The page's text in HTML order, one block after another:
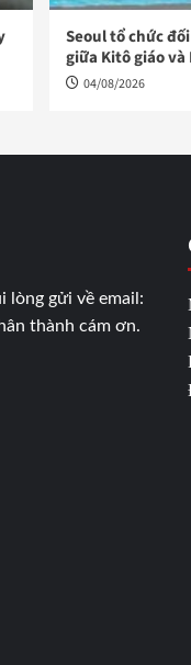
Seoul tổ chức
giữa Kitô giáo và
04/08/2026
lòng gửi về email:
thành cám ơn.